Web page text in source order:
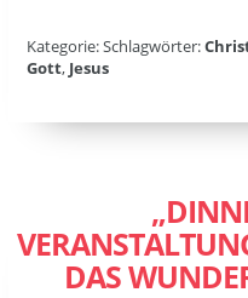
Kategorie: Schlagwörter:
Gott, Jesus
DAS